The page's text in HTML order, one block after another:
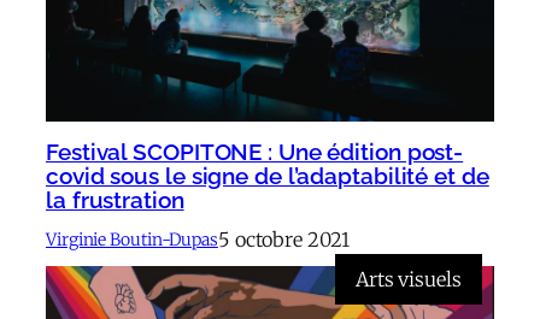
Festival SCOPITONE : Une édition post-
covid sous le signe de l’adaptabilité et de
la frustration
Virginie Boutin-Dupas5 octobre 2021
Arts visuels